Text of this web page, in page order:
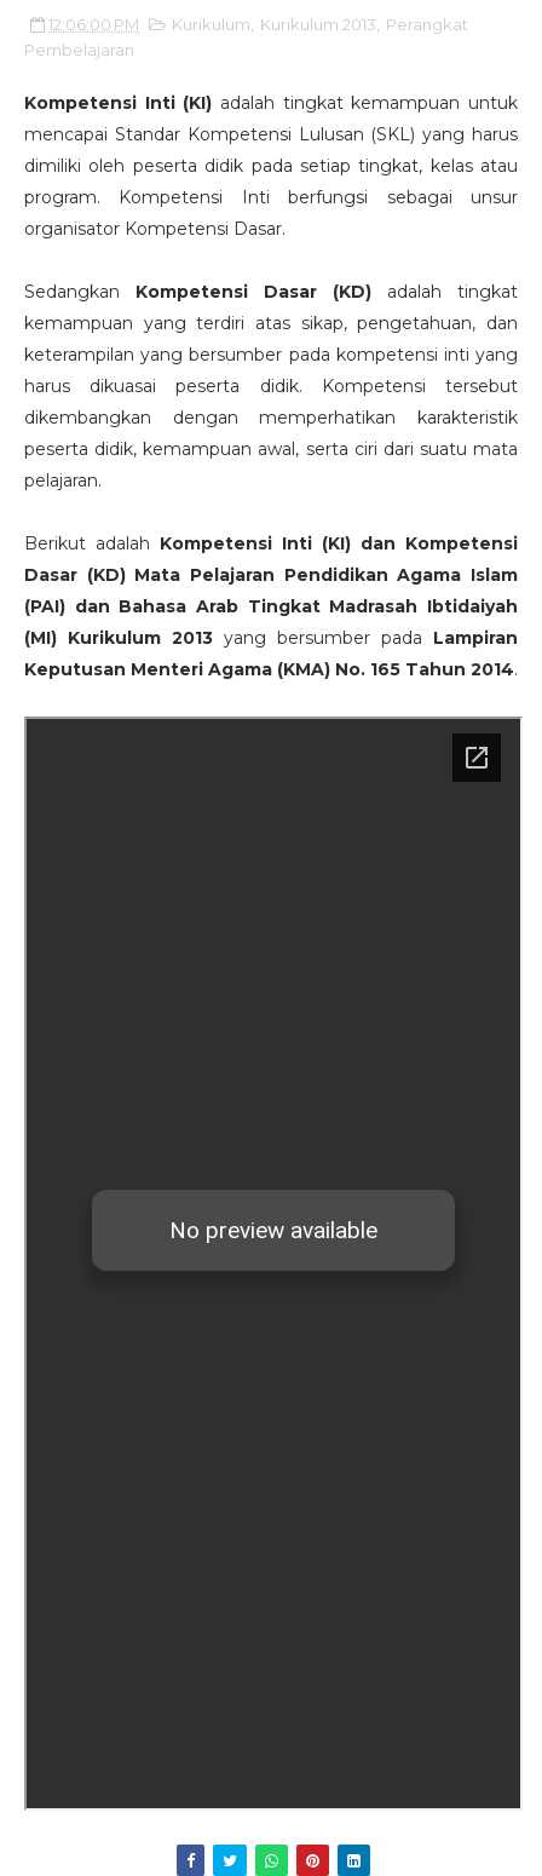
12:06:00 PM Kurikulum Kurikulum 2013
Perangkat
Pembelajaran
Kompetensi Inti (KI) adalah tingkat kemampuan untuk
mencapai Standar Kompetensi Lulusan (SKL) yang harus
dimiliki oleh peserta didik pada setiap tingkat, kelas atau
program. Kompetensi Inti berfungsi sebagai unsur
organisator Kompetensi Dasar.
Sedangkan Kompetensi Dasar (KD) adalah tingkat
kemampuan yang terdiri atas sikap, pengetahuan, dan
keterampilan yang bersumber pada kompetensi inti yang
harus dikuasai peserta didik. Kompetensi tersebut
dikembangkan dengan memperhatikan karakteristik
peserta didik, kemampuan awal, serta ciri dari suatu mata
pelajaran.
Berikut adalah Kompetensi Inti (KI) dan Kompetensi
Dasar (KD) Mata Pelajaran Pendidikan Agama Islam
(PAI) dan Bahasa Arab Tingkat Madrasah Ibtidaiyah
(MI) Kurikulum 2013 yang bersumber pada Lampiran
Keputusan Menteri Agama (KMA) No. 165 Tahun 2014.